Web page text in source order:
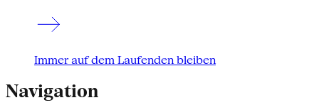
Immer auf dem Laufenden bleiben
Navigation